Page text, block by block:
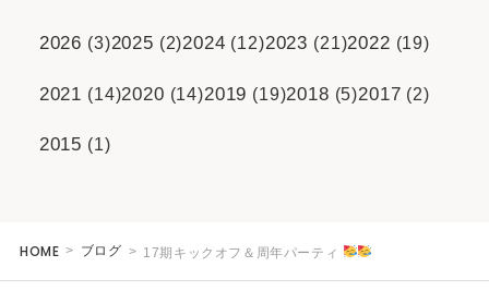
2026 (3)2025 (2)2024 (12)2023 (21)2022 (19)
2021 (14)2020 (14)2019 (19)2018 (5)2017 (2)
2015 (1)
HOME ブログ 17期キックオフ＆周年パーティ